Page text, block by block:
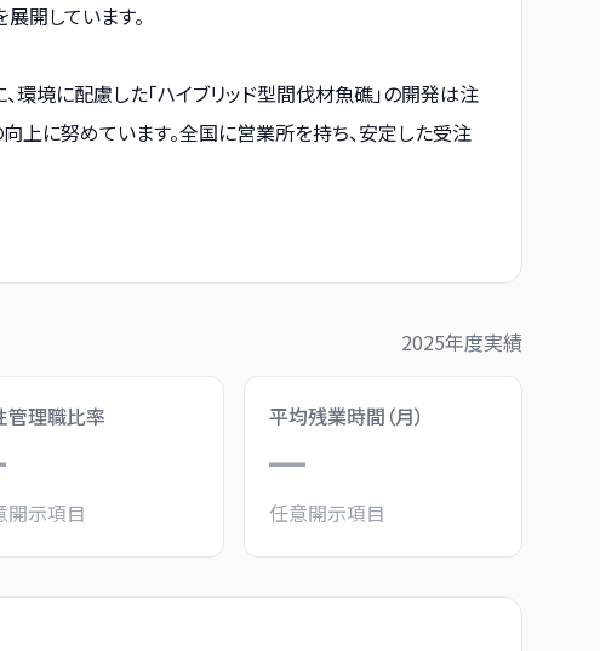
開しています。
境に配慮した「ハイブリッド型間伐材魚礁」の開発は注
上に努めています。全国に営業所を持ち、安定した受注
2025年度実績
管理職比率
開示項目
平均残業時間（月）
—
任意開示項目